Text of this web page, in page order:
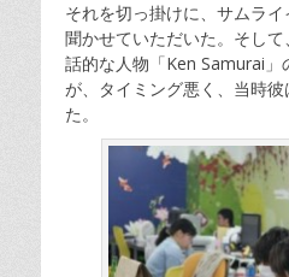
それを切っ掛けに、サムラ
聞かせていただいた。そし
話的な人物「Ken Samurai」
が、タイミング悪く、当時
た。